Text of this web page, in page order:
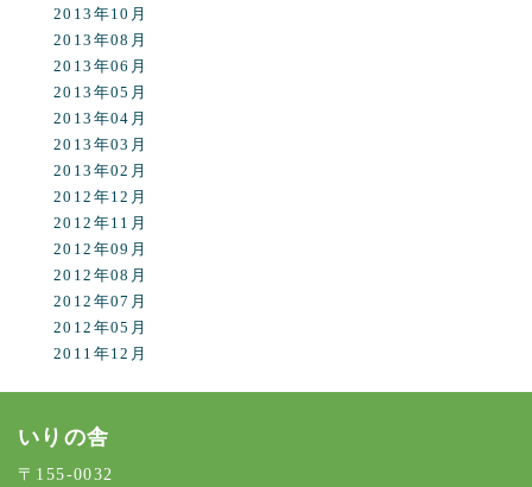
2013年10月
2013年08月
2013年06月
2013年05月
2013年04月
2013年03月
2013年02月
2012年12月
2012年11月
2012年09月
2012年08月
2012年07月
2012年05月
2011年12月
いりの舎
〒155-0032